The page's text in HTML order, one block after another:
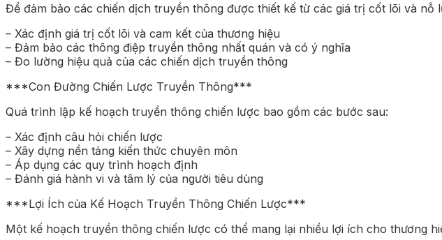
Để đảm bảo các chiến dịch truyền thông được thiết kế từ các giá trị cốt lõi và
– Xác định giá trị cốt lõi và cam kết của thương hiệu
– Đảm bảo các thông điệp truyền thông nhất quán và có ý nghĩa
– Đo lường hiệu quả của các chiến dịch truyền thông
***Con Đường Chiến Lược Truyền Thông***
Quá trình lập kế hoạch truyền thông chiến lược bao gồm các bước sau:
– Xác định câu hỏi chiến lược
– Xây dựng nền tảng kiến thức chuyên môn
– Áp dụng các quy trình hoạch định
– Đánh giá hành vi và tâm lý của người tiêu dùng
***Lợi Ích của Kế Hoạch Truyền Thông Chiến Lược***
Một kế hoạch truyền thông chiến lược có thể mang lại nhiều lợi ích cho thương